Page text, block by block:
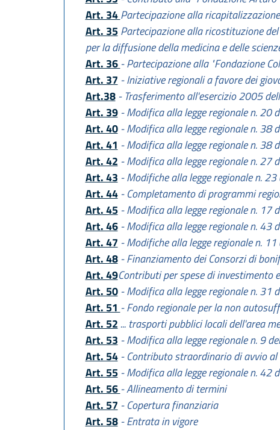
Art. 34Partecipazione alla
Art. 35Partecipazione alla ricostituzione
per la diffusione della medicina e delle
Art. 36 - Partecipazione alla "Fondazione
Art. 37 - Iniziative regionali a favore dei
Art.38- Trasferimento all'esercizio 2005
Art. 39- Modifica alla legge regionale n. 20
Art. 40- Modifica alla legge regionale n. 38
Art. 41 - Modifica alla legge regionale n. 38
Art. 42 - Modifica alla legge regionale n. 27
Art. 43 - Modifiche alla legge regionale n.
Art. 44- Completamento di programmi
Art. 45- Modifica alla legge regionale n. 17
Art. 46- Modifica alla legge regionale n. 43
Art. 47 - Modifiche alla legge regionale n.
Art. 48- Finanziamento dei Consorzi di
Art. 49Contributi per spese di investimento
Art. 50- Modifica alla legge regionale n. 31
Art. 51 - Fondo regionale per la non
Art. 52 ... trasporti pubblici locali dell'area
Art. 53 - Modifica alla legge regionale n. 9
Art. 54- Contributo straordinario di avvio al
Art. 55- Modifica alla legge regionale n. 42
Art. 56 - Allineamento di termini
Art. 57 - Copertura finanziaria
Art. 58- Entrata in vigore